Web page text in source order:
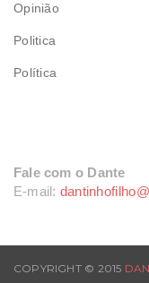
Opinião
Politica
Política
Fale com o Dante
E-mail:
COPYRIGHT © 2015